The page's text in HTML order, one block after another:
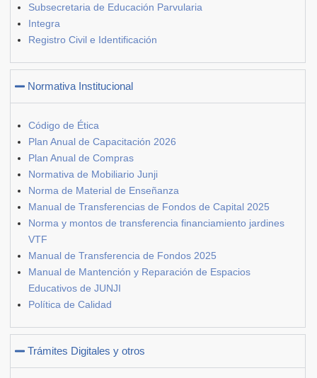
Subsecretaria de Educación Parvularia
Integra
Registro Civil e Identificación
Normativa Institucional
Código de Ética
Plan Anual de Capacitación 2026
Plan Anual de Compras
Normativa de Mobiliario Junji
Norma de Material de Enseñanza
Manual de Transferencias de Fondos de Capital 2025
Norma y montos de transferencia financiamiento jardines
VTF
Manual de Transferencia de Fondos 2025
Manual de Mantención y Reparación de Espacios
Educativos de JUNJI
Política de Calidad
Trámites Digitales y otros